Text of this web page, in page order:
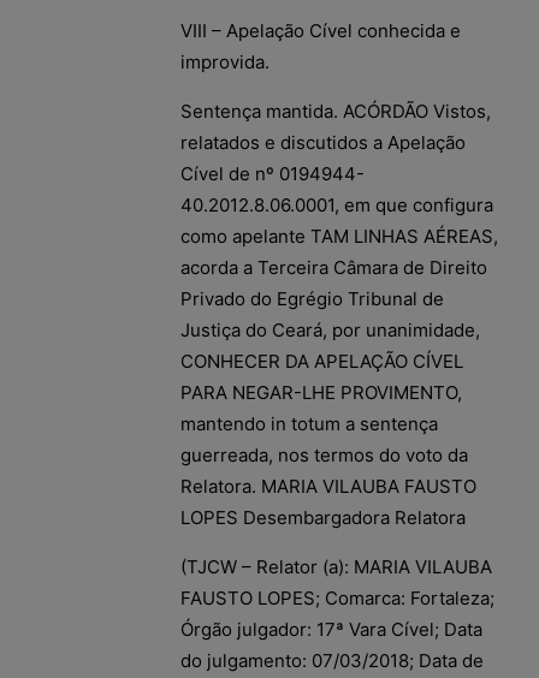
VIII – Apelação Cível conhecida e
improvida.
Sentença mantida. ACÓRDÃO Vistos,
relatados e discutidos a Apelação
Cível de nº 0194944-
40.2012.8.06.0001, em que configura
como apelante TAM LINHAS AÉREAS,
acorda a Terceira Câmara de Direito
Privado do Egrégio Tribunal de
Justiça do Ceará, por unanimidade,
CONHECER DA APELAÇÃO CÍVEL
PARA NEGAR-LHE PROVIMENTO,
mantendo in totum a sentença
guerreada, nos termos do voto da
Relatora. MARIA VILAUBA FAUSTO
LOPES Desembargadora Relatora
(TJCW – Relator (a): MARIA VILAUBA
FAUSTO LOPES; Comarca: Fortaleza;
Órgão julgador: 17ª Vara Cível; Data
do julgamento: 07/03/2018; Data de